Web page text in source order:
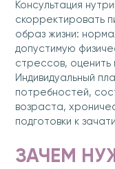
Консультация
скорректировать
образ жизни:
допустимую
стрессов,
Индивидуальный
потребностей,
возраста,
подготовки к
ЗАЧЕМ